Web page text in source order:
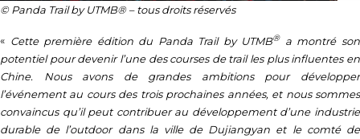
© Panda Trail by UTMB® – tous droits réservés
« Cette première édition du Panda Trail by UTMB®a montré son
potentiel pour devenir l’une des courses de trail les plus influentes en
Chine. Nous avons de grandes ambitions pour développer
l’événement au cours des trois prochaines années, et nous sommes
convaincus qu’il peut contribuer au développement d’une industrie
durable de l’outdoor dans la ville de Dujiangyan et le comté de